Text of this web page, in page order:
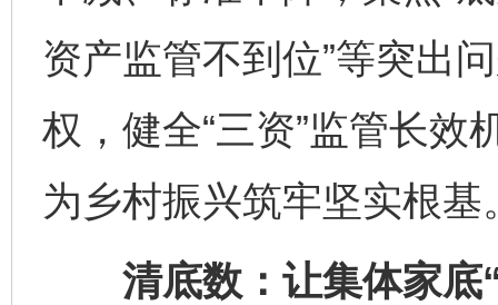
资产监管不到位”等突出
权，健全“三资”监管长效
为乡村振兴筑牢坚实根基
清底数：让集体家底“